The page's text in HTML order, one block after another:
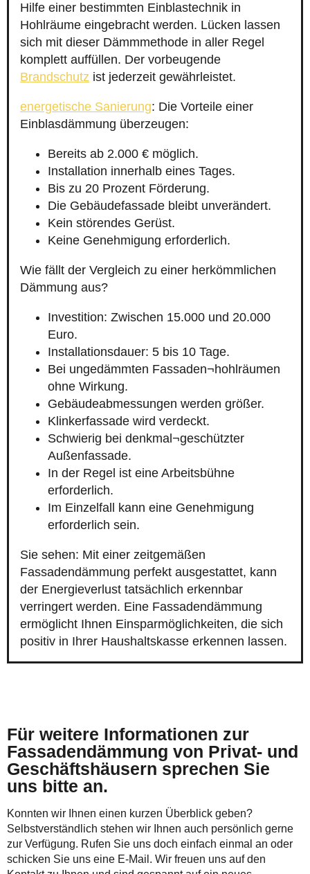
Hilfe einer bestimmten Einblastechnik in
Hohlräume eingebracht werden. Lücken lassen
sich mit dieser Dämmmethode in aller Regel
komplett auffüllen. Der vorbeugende
Brandschutz ist jederzeit gewährleistet.
energetische Sanierung: Die Vorteile einer
Einblasdämmung überzeugen:
Bereits ab 2.000 € möglich.
Installation innerhalb eines Tages.
Bis zu 20 Prozent Förderung.
Die Gebäudefassade bleibt unverändert.
Kein störendes Gerüst.
Keine Genehmigung erforderlich.
Wie fällt der Vergleich zu einer herkömmlichen
Dämmung aus?
Investition: Zwischen 15.000 und 20.000
Euro.
Installationsdauer: 5 bis 10 Tage.
Bei ungedämmten Fassaden¬hohlräumen
ohne Wirkung.
Gebäudeabmessungen werden größer.
Klinkerfassade wird verdeckt.
Schwierig bei denkmal¬geschützter
Außenfassade.
In der Regel ist eine Arbeitsbühne
erforderlich.
Im Einzelfall kann eine Genehmigung
erforderlich sein.
Sie sehen: Mit einer zeitgemäßen
Fassadendämmung perfekt ausgestattet, kann
der Energieverlust tatsächlich erkennbar
verringert werden. Eine Fassadendämmung
ermöglicht Ihnen Einsparmöglichkeiten, die sich
positiv in Ihrer Haushaltskasse erkennen lassen.
Für weitere Informationen zur
Fassadendämmung von Privat- und
Geschäftshäusern sprechen Sie
uns bitte an.
Konnten wir Ihnen einen kurzen Überblick geben?
Selbstverständlich stehen wir Ihnen auch persönlich gerne
zur Verfügung. Rufen Sie uns doch einfach einmal an oder
schicken Sie uns eine E-Mail. Wir freuen uns auf den